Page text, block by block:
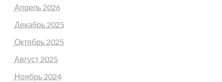
Апрель 2026
Декабрь 2025
Октябрь 2025
Август 2025
Ноябрь 2024